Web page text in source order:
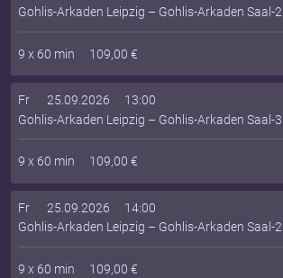
Gohlis-Arkaden Leipzig – Gohlis-Arkaden Saal-2
9 x 60 min 109,00 €
Fr 25.09.2026
13:00
Gohlis-Arkaden Leipzig – Gohlis-Arkaden Saal-3
9 x 60 min 109,00 €
Fr 25.09.2026
14:00
Gohlis-Arkaden Leipzig – Gohlis-Arkaden Saal-2
9 x 60 min 109,00 €